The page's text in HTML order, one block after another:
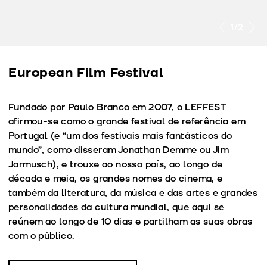
European Film Festival
Fundado por Paulo Branco em 2007, o LEFFEST
afirmou-se como o grande festival de referência em
Portugal (e “um dos festivais mais fantásticos do
mundo”, como disseram Jonathan Demme ou Jim
Jarmusch), e trouxe ao nosso país, ao longo de
década e meia, os grandes nomes do cinema, e
também da literatura, da música e das artes e grandes
personalidades da cultura mundial, que aqui se
reúnem ao longo de 10 dias e partilham as suas obras
com o público.